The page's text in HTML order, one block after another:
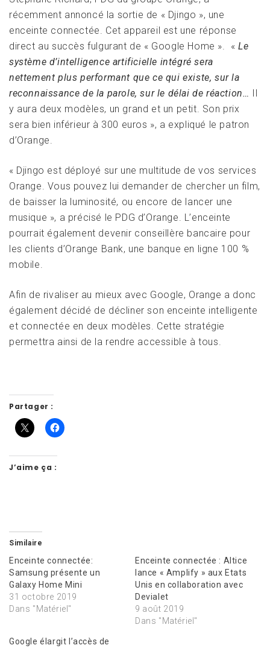
récemment annoncé la sortie de « Djingo », une
enceinte connectée. Cet appareil est une réponse
direct au succès fulgurant de « Google Home ». «Le
système d’intelligence artificielle intégré sera
nettement plus performant que ce qui existe, sur la
reconnaissance de la parole, sur le délai de réaction…
y aura deux modèles, un grand et un petit. Son prix
sera bien inférieur à 300 euros », a expliqué le patron
d’Orange.
« Djingo est déployé sur une multitude de vos services
Orange. Vous pouvez lui demander de chercher un film,
de baisser la luminosité, ou encore de lancer une
musique », a précisé le PDG d’Orange. L’enceinte
pourrait également devenir conseillère bancaire pour
les clients d’Orange Bank, une banque en ligne 100 %
mobile.
Afin de rivaliser au mieux avec Google, Orange a donc
également décidé de décliner son enceinte intelligente
et connectée en deux modèles. Cette stratégie
permettra ainsi de la rendre accessible à tous.
Partager :
J’aime ça :
Similaire
Enceinte connectée:
Samsung présente un
Galaxy Home Mini
31 octobre 2019
Dans "Matériel"
Enceinte connectée : Altice
lance « Amplify » aux Etats
Unis en collaboration avec
Devialet
9 août 2019
Dans "Matériel"
Google élargit l’accès de